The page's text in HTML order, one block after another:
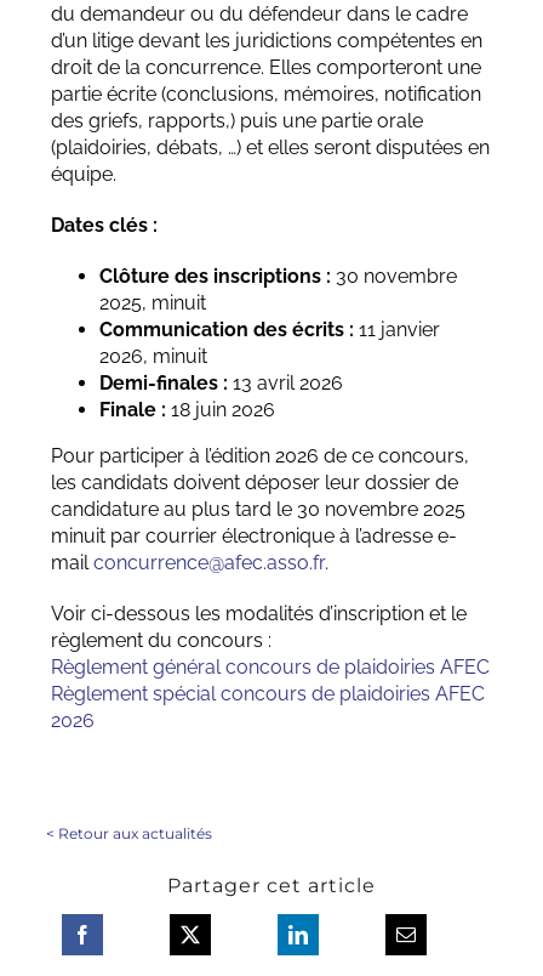
du demandeur ou du défendeur dans le cadre
d’un litige devant les juridictions compétentes en
droit de la concurrence. Elles comporteront une
partie écrite (conclusions, mémoires, notification
des griefs, rapports,) puis une partie orale
(plaidoiries, débats, …) et elles seront disputées en
équipe.
Dates clés :
Clôture des inscriptions : 30 novembre
2025, minuit
Communication des écrits : 11 janvier
2026, minuit
Demi-finales : 13 avril 2026
Finale : 18 juin 2026
Pour participer à l’édition 2026 de ce concours,
les candidats doivent déposer leur dossier de
candidature au plus tard le 30 novembre 2025
minuit par courrier électronique à l’adresse e-
mail concurrence@afec.asso.fr.
Voir ci-dessous les modalités d’inscription et le
règlement du concours :
Règlement général concours de plaidoiries AFEC
Règlement spécial concours de plaidoiries AFEC
2026
< Retour aux actualités
Partager cet article